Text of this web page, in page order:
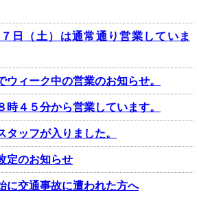
日（土）は通常通り営業していま
ウィーク中の営業のお知らせ。
時４５分から営業しています。
タッフが入りました。
定のお知らせ
に交通事故に遭われた方へ